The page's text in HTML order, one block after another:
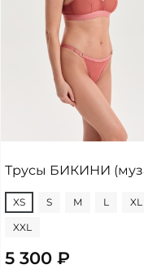
Трусы БИКИНИ
XS S M L XL
XXL
5 300 ₽